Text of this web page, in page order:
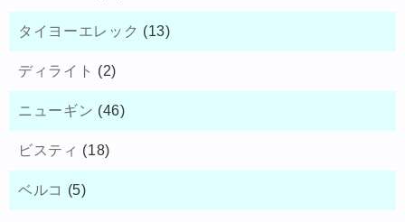
タイヨーエレック (13)
ディライト (2)
ニューギン (46)
ビスティ (18)
ベルコ (5)